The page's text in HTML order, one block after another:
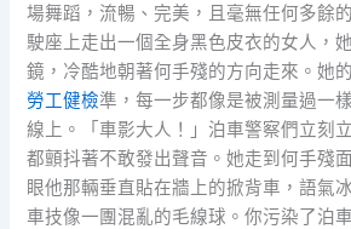
場舞蹈，流暢、完美，且毫無任何多餘
駛座上走出一個全身黑色皮衣的女人，
鏡，冷酷地朝著何手殘的方向走來。她
勞工健檢準，每一步都像是被測量過一
線上。「車影大人！」泊車警察們立刻
都顫抖著不敢發出聲音。她走到何手殘
眼他那輛垂直貼在牆上的掀背車，語氣
車技像一團混亂的毛線球。你污染了泊